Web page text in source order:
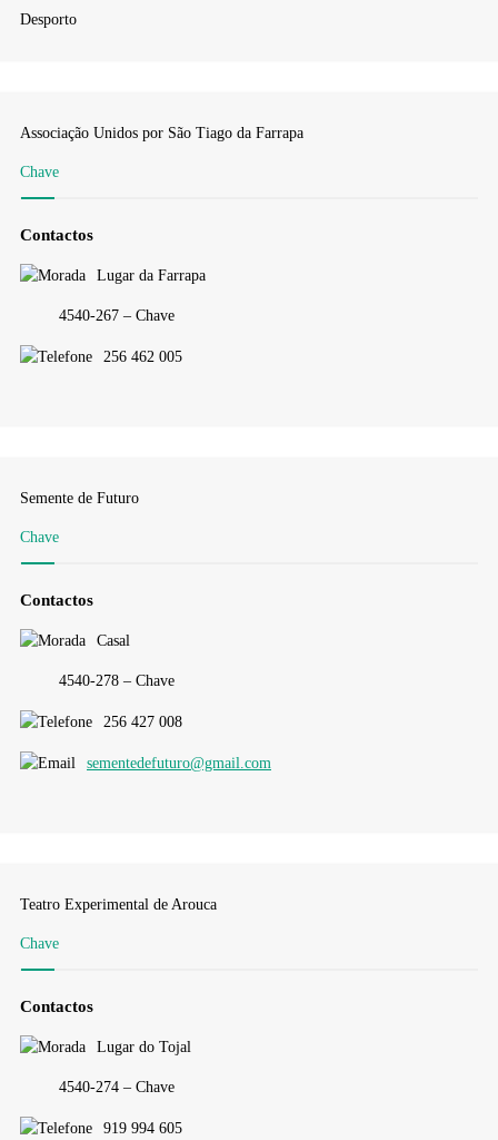
Desporto
Associação Unidos por São Tiago da Farrapa
Chave
Contactos
Lugar da Farrapa
4540-267 – Chave
256 462 005
Semente de Futuro
Chave
Contactos
Casal
4540-278 – Chave
256 427 008
sementedefuturo@gmail.com
Teatro Experimental de Arouca
Chave
Contactos
Lugar do Tojal
4540-274 – Chave
919 994 605